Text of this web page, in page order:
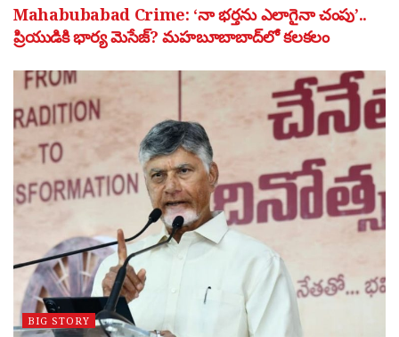
Mahabubabad Crime: ‘నా భర్తను ఎలాగైనా చంపు’..
ప్రియుడికి భార్య మెసేజ్? మహబూబాబాద్‌లో కలకలం
BIG STORY